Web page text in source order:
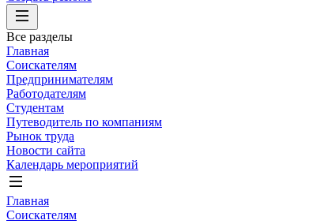
Все разделы
Главная
Соискателям
Предпринимателям
Работодателям
Студентам
Путеводитель по компаниям
Рынок труда
Новости сайта
Календарь мероприятий
Главная
Соискателям